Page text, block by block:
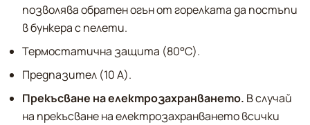
позволява обратен огън от горелката да постъпи
в бункера с пелети.
Термостатична защита (80°С).
Предпазител (10 А).
Прекъсване на електрозахранването. В случай
на прекъсване на електрозахранването всички